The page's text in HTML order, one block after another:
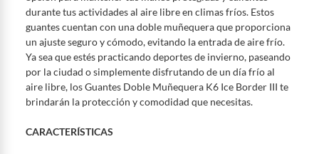
para que el cliente ejerza su derecho de retracto será de cinco (5) días
hábiles contados a partir de la recepción del producto, adicional el
producto deberá estar en las mismas condiciones de la entrega; esto es,
en su caja original, con los sellos y sin uso.
Tienes 30 días calendariodesde que recibes el producto para
pedir su devolución. Ten en cuenta que hay productos de ciertas
categorías no se pueden devolver si cambias de opinión:
Ten en cuenta que hay productos de ciertas categorías no se
durante tus actividades al aire libre en climas fríos. Estos
guantes cuentan con una doble muñequera que proporciona
un ajuste seguro y cómodo, evitando la entrada de aire frío.
Ya sea que estés practicando deportes de invierno, paseando
por la ciudad o simplemente disfrutando de un día frío al
aire libre, los Guantes Doble Muñequera K6 Ice Border III te
brindarán la protección y comodidad que necesitas.
CARACTERÍSTICAS